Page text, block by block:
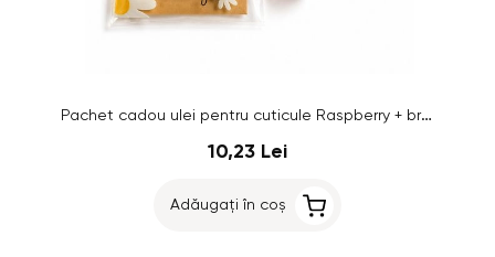
Pachet cadou ulei pentru cuticule Raspberry + breloc
10,23 Lei
Adăugați în coș